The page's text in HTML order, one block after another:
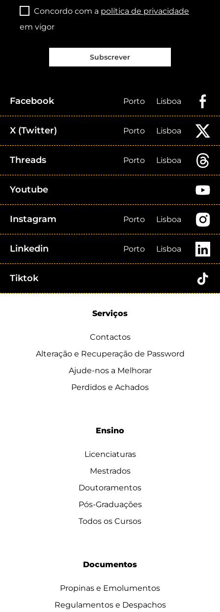
Concordo com a política de privacidade
em vigor
Subscrever
Facebook Porto Lisboa
X (Twitter) Porto Lisboa
Threads Porto Lisboa
Youtube
Instagram Porto Lisboa
Linkedin Porto Lisboa
Tiktok
Serviços
Contactos
Alteração e Recuperação de Password
Ajude-nos a Melhorar
Perdidos e Achados
Ensino
Licenciaturas
Mestrados
Doutoramentos
Pós-Graduações
Todos os Cursos
Documentos
Propinas e Emolumentos
Regulamentos e Despachos